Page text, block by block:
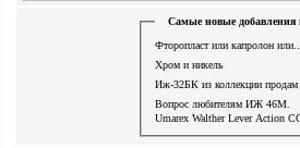
Самые новые добавления
Фторопласт или капролон или..
Хром и никель
Иж-32БК из коллекции продам
Вопрос любителям ИЖ 46М.
Umarex Walther Lever Action